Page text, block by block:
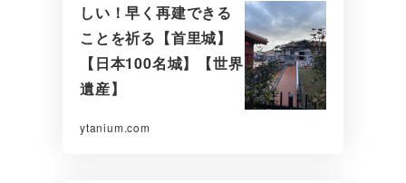
しい！早く再建できる
ことを祈る【首里城】
【日本100名城】【世界
遺産】
ytanium.com